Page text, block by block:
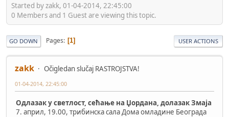
Started by zakk, 01-04-2014, 22:45:00
0 Members and 1 Guest are viewing this topic.
GO DOWN Pages 1 USER ACTIONS
zakk Očigledan slučaj RASTROJSTVA!
01-04-2014, 22:45:00
Одлазак у светлост, сећање на Џордана, долазак Змаја
7. април, 19.00, трибинска сала Дома омладине Београда